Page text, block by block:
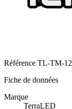
Référence TL-TM-
Fiche de données
Marque
TerraLED